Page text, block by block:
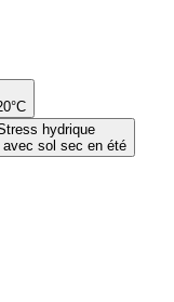
hydrique
avec sol sec en été